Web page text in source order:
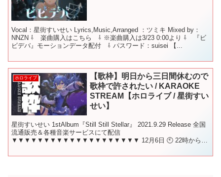
Vocal：星街すいせい Lyrics,Music,Arranged ：ツミキ Mixed by：
NNZN ⇩ 楽曲購入はこちら ⇩ ※楽曲購入は3/23 0:00より ⇩ 『ビ
ビデバ』モーションデータ配付 ⇩ パスワード：suisei 【...
ホロライブ
【歌枠】明日から三日間休むので
歌枠で許されたい / KARAOKE
STREAM【ホロライブ / 星街すい
せい】
星街すいせい 1stAlbum『Still Still Stellar』 2021.9.29 Release 全国
流通販売＆各種音楽サービスにて配信
▼▼▼▼▼▼▼▼▼▼▼▼▼▼▼▼▼▼▼▼ 12月6日 🕙 22時から！